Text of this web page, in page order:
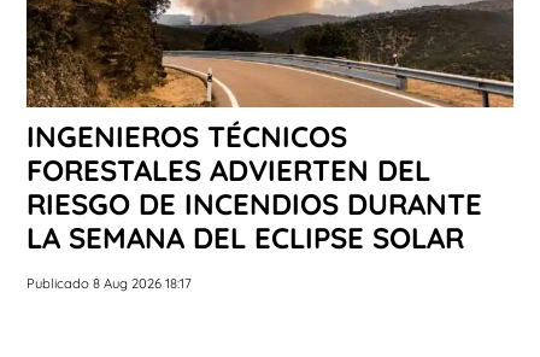
INGENIEROS TÉCNICOS
FORESTALES ADVIERTEN DEL
RIESGO DE INCENDIOS DURANTE
LA SEMANA DEL ECLIPSE SOLAR
Publicado 8 Aug 2026 18:17